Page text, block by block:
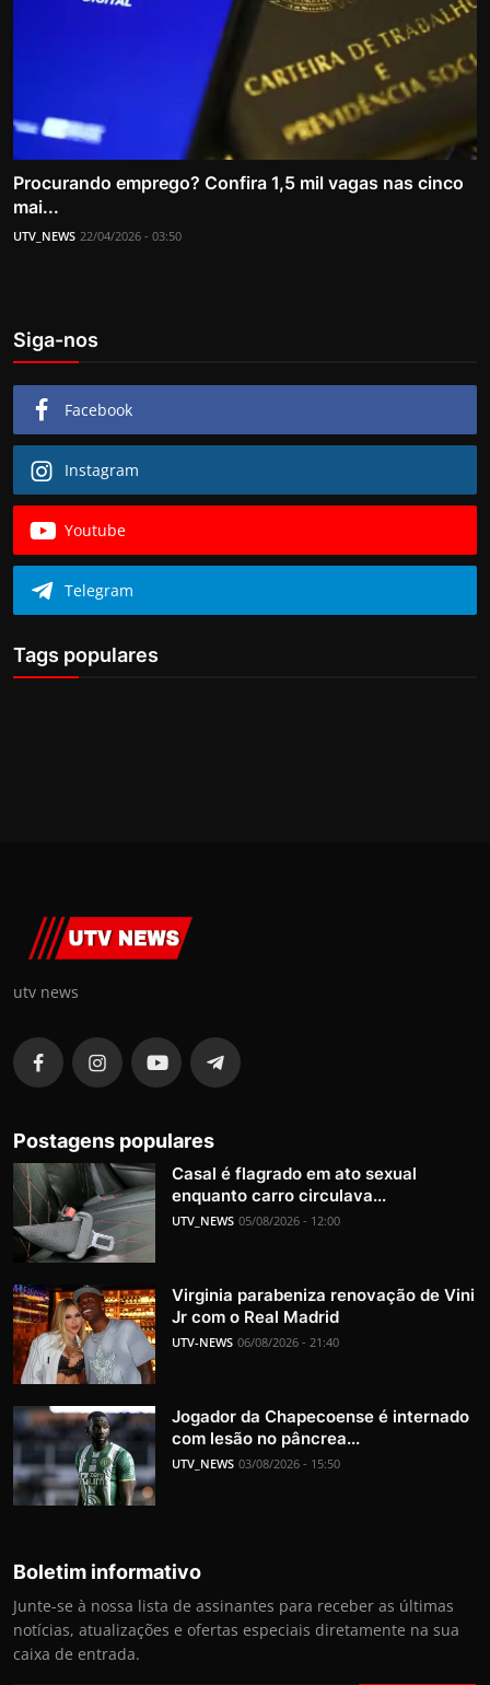
Procurando emprego? Confira 1,5 mil vagas nas cinco
mai...
UTV_NEWS 22/04/2026 - 03:50
Siga-nos
Facebook
Instagram
Youtube
Telegram
Tags populares
utv news
Postagens populares
Casal é flagrado em ato sexual
enquanto carro circulava...
UTV_NEWS 05/08/2026 - 12:00
Virginia parabeniza renovação de Vini
Jr com o Real Madrid
UTV-NEWS 06/08/2026 - 21:40
Jogador da Chapecoense é internado
com lesão no pâncrea...
UTV_NEWS 03/08/2026 - 15:50
Boletim informativo
Junte-se à nossa lista de assinantes para receber as últimas
notícias, atualizações e ofertas especiais diretamente na sua
caixa de entrada.